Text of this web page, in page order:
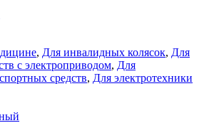
, Для инвалидных колясок, Для
с электроприводом, Для
средств, Для электротехники